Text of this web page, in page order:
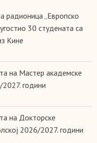
радионица „Европско
30 студената са
Кине
на Мастер академске
2027. години
на Докторске
2026/2027. години